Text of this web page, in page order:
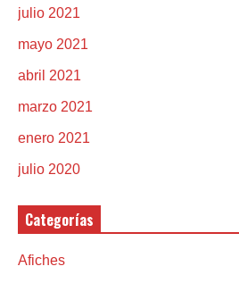
julio 2021
mayo 2021
abril 2021
marzo 2021
enero 2021
julio 2020
Categorías
Afiches